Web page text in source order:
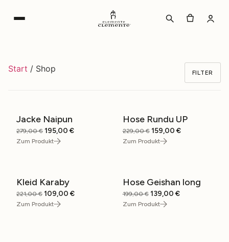
Inhalt
Start / Shop FILTER
SALE
Jacke Naipun
279,00€ Ursprünglicher
Preis
195,00 €Aktueller
Zum Produkt
SALE
Hose Rundu UP
229,00€ Ursprünglicher
Preis
159,00 €Aktueller
Zum Produkt
SALE
Kleid Karaby
221,00€ Ursprünglicher
Preis
109,00 €Aktueller
Zum Produkt
SALE
Hose Geishan long
199,00€ Ursprünglicher
Preis
139,00 €Aktueller
Zum Produkt